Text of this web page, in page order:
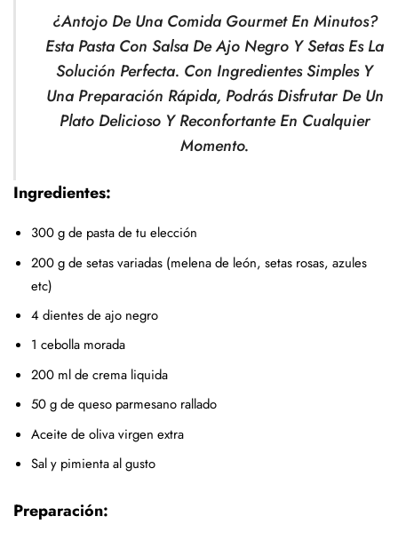
¿Antojo De Una Comida Gourmet En Minutos?
Esta Pasta Con Salsa De Ajo Negro Y Setas Es La
Solución Perfecta. Con Ingredientes Simples Y
Una Preparación Rápida, Podrás Disfrutar De Un
Plato Delicioso Y Reconfortante En Cualquier
Momento.
Ingredientes:
300 g de pasta de tu elección
200 g de setas variadas (melena de león, setas rosas, azules
etc)
4 dientes de ajo negro
1 cebolla morada
200 ml de crema liquida
50 g de queso parmesano rallado
Aceite de oliva virgen extra
Sal y pimienta al gusto
Preparación: